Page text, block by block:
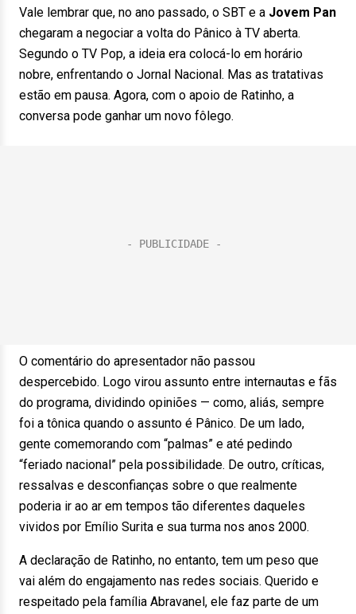
Vale lembrar que, no ano passado, o SBT e a Jovem Pan
chegaram a negociar a volta do Pânico à TV aberta.
Segundo o TV Pop, a ideia era colocá-lo em horário
nobre, enfrentando o Jornal Nacional. Mas as tratativas
estão em pausa. Agora, com o apoio de Ratinho, a
conversa pode ganhar um novo fôlego.
O comentário do apresentador não passou
despercebido. Logo virou assunto entre internautas e fãs
do programa, dividindo opiniões — como, aliás, sempre
foi a tônica quando o assunto é Pânico. De um lado,
gente comemorando com “palmas” e até pedindo
“feriado nacional” pela possibilidade. De outro, críticas,
ressalvas e desconfianças sobre o que realmente
poderia ir ao ar em tempos tão diferentes daqueles
vividos por Emílio Surita e sua turma nos anos 2000.
A declaração de Ratinho, no entanto, tem um peso que
vai além do engajamento nas redes sociais. Querido e
respeitado pela família Abravanel, ele faz parte de um